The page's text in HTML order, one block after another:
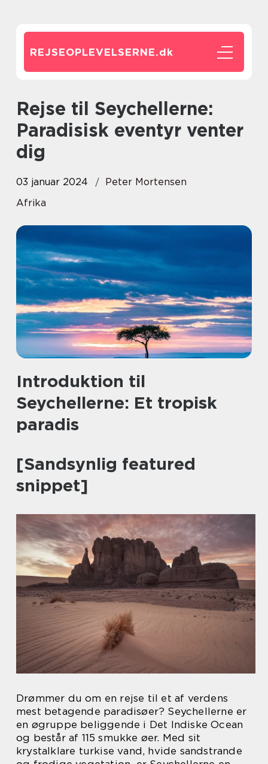
REJSEOPLEVELSERNE.dk
Rejse til Seychellerne:
Paradisisk eventyr venter
dig
03 januar 2024
Peter Mortensen
Afrika
Introduktion til
Seychellerne: Et tropisk
paradis
[Sandsynlig featured
snippet]
Drømmer du om en rejse til et af verdens
mest betagende paradisøer? Seychellerne er
en øgruppe beliggende i Det Indiske Ocean
og består af 115 smukke øer. Med sit
krystalklare turkise vand, hvide sandstrande